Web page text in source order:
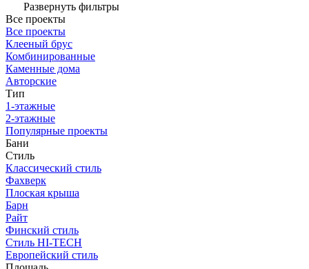
Развернуть фильтры
Все проекты
Все проекты
Клееный брус
Комбинированные
Каменные дома
Авторские
Тип
1-этажные
2-этажные
Популярные проекты
Бани
Стиль
Классический стиль
Фахверк
Плоская крыша
Барн
Райт
Финский стиль
Стиль HI-TECH
Европейский стиль